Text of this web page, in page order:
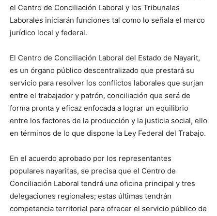
el Centro de Conciliación Laboral y los Tribunales
Laborales iniciarán funciones tal como lo señala el marco
jurídico local y federal.
El Centro de Conciliación Laboral del Estado de Nayarit,
es un órgano público descentralizado que prestará su
servicio para resolver los conflictos laborales que surjan
entre el trabajador y patrón, conciliación que será de
forma pronta y eficaz enfocada a lograr un equilibrio
entre los factores de la producción y la justicia social, ello
en términos de lo que dispone la Ley Federal del Trabajo.
En el acuerdo aprobado por los representantes
populares nayaritas, se precisa que el Centro de
Conciliación Laboral tendrá una oficina principal y tres
delegaciones regionales; estas últimas tendrán
competencia territorial para ofrecer el servicio público de